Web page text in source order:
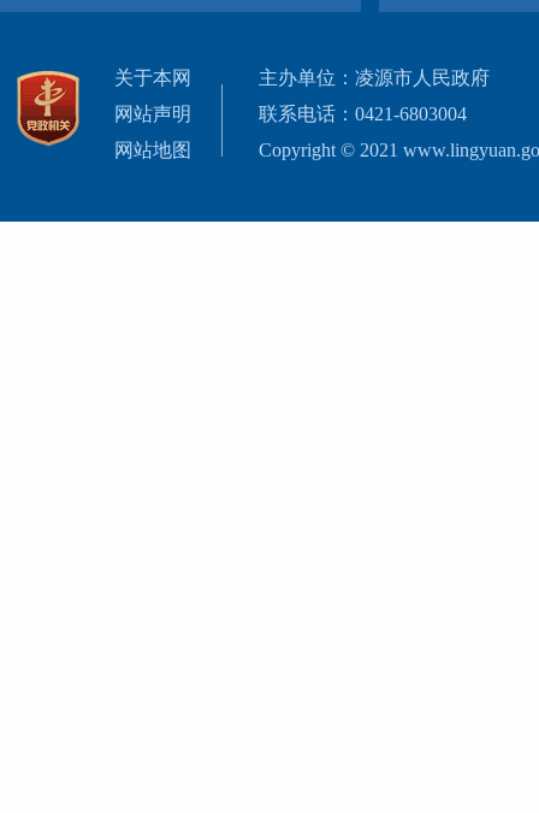
关于本网
网站声明
网站地图
主办单位：凌源市人民政府
联系电话：0421-6803004
Copyright © 2021